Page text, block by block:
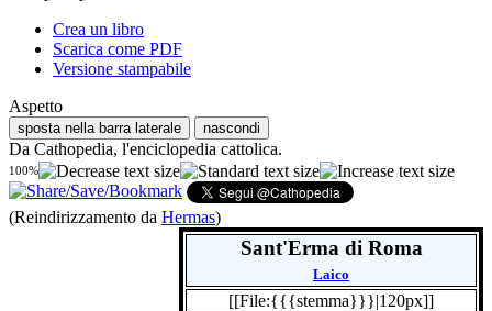
Crea un libro
Scarica come PDF
Versione stampabile
Aspetto
sposta nella barra laterale nascondi
Da Cathopedia, l'enciclopedia cattolica.
100%
(Reindirizzamento da Hermas)
Sant'Erma di Roma
Laico
[[File:{{{stemma}}}|120px]]